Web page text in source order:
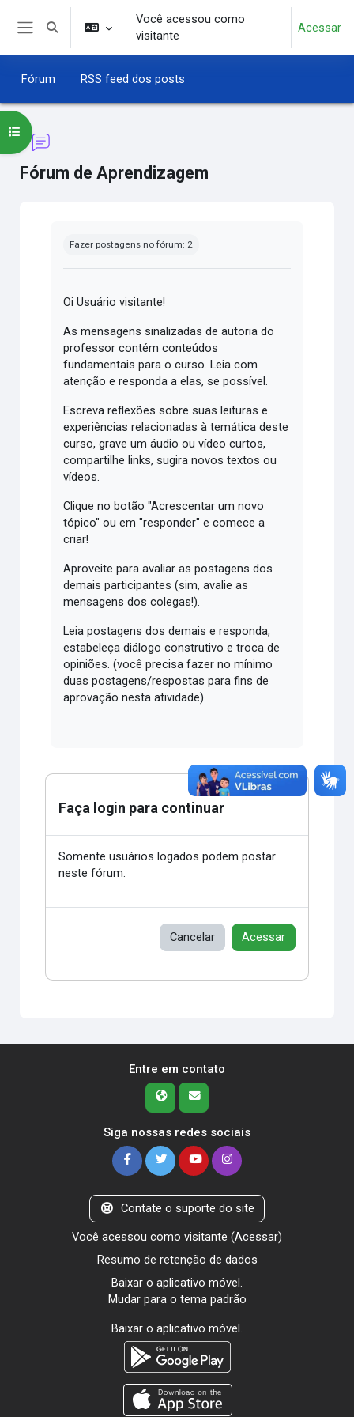
Ir para o conteúdo principal
Alternar entrada de pesquisa
Você acessou como
visitante
Acessar
Fórum RSS feed dos posts
Fórum de Aprendizagem
Abrir índice do curso
Fazer postagens no fórum: 2
Oi Usuário visitante!
As mensagens sinalizadas de autoria do
professor contém conteúdos
fundamentais para o curso. Leia com
atenção e responda a elas, se possível.
Escreva reflexões sobre suas leituras e
experiências relacionadas à temática deste
curso, grave um áudio ou vídeo curtos,
compartilhe links, sugira novos textos ou
vídeos.
Clique no botão "Acrescentar um novo
tópico" ou em "responder" e comece a
criar!
Aproveite para avaliar as postagens dos
demais participantes (sim, avalie as
mensagens dos colegas!).
Leia postagens dos demais e responda,
estabeleça diálogo construtivo e troca de
opiniões. (você precisa fazer no mínimo
duas postagens/respostas para fins de
aprovação nesta atividade)
Faça login para continuar
Somente usuários logados podem postar
neste fórum.
Cancelar Acessar
Entre em contato
Siga nossas redes sociais
Contate o suporte do site
Você acessou como visitante (Acessar)
Resumo de retenção de dados
Baixar o aplicativo móvel.
Mudar para o tema padrão
Baixar o aplicativo móvel.